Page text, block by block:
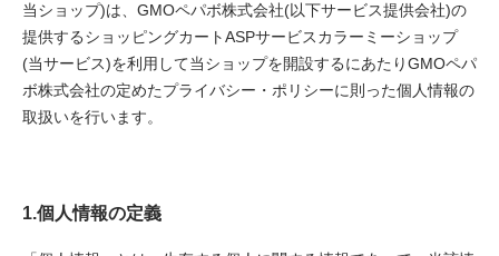
当ショップ)は、 GMOペパボ株式会社(以下サービス提供会社)の
提供するショッピングカートASPサービスカラーミーショップ
(当サービス)を利用して当ショップを開設するにあたりGMOペパ
ボ株式会社の定めたプライバシー・ポリシーに則った個人情報の
取扱いを行います。
1.個人情報の定義